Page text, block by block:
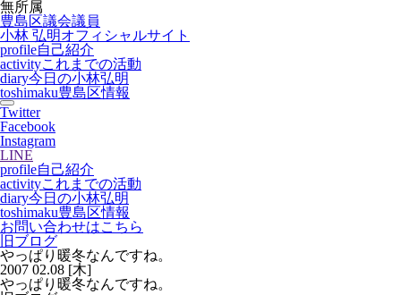
無所属
豊島区議会議員
小林 弘明オフィシャルサイト
profile自己紹介
activityこれまでの活動
diary今日の小林弘明
toshimaku豊島区情報
Twitter
Facebook
Instagram
LINE
profile自己紹介
activityこれまでの活動
diary今日の小林弘明
toshimaku豊島区情報
お問い合わせはこちら
旧ブログ
やっぱり暖冬なんですね。
2007 02.08 [木]
やっぱり暖冬なんですね。